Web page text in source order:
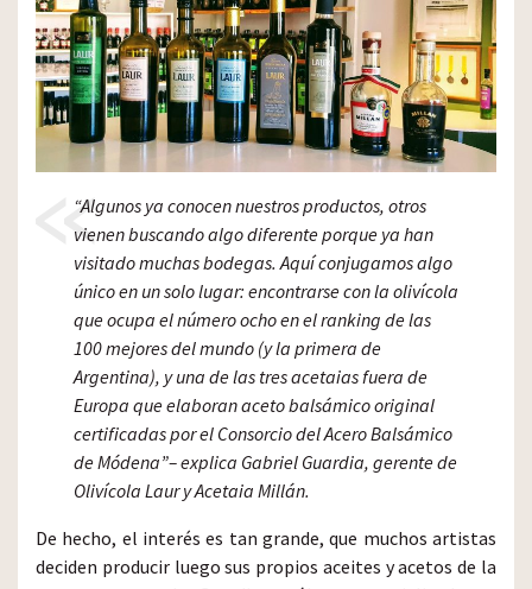
“Algunos ya conocen nuestros productos, otros
vienen buscando algo diferente porque ya han
visitado muchas bodegas. Aquí conjugamos algo
único en un solo lugar: encontrarse con la olivícola
que ocupa el número ocho en el ranking de las
100 mejores del mundo (y la primera de
Argentina), y una de las tres acetaias fuera de
Europa que elaboran aceto balsámico original
certificadas por el Consorcio del Acero Balsámico
de Módena”– explica Gabriel Guardia, gerente de
Olivícola Laur y Acetaia Millán.
De hecho, el interés es tan grande, que muchos artistas
deciden producir luego sus propios aceites y acetos de la